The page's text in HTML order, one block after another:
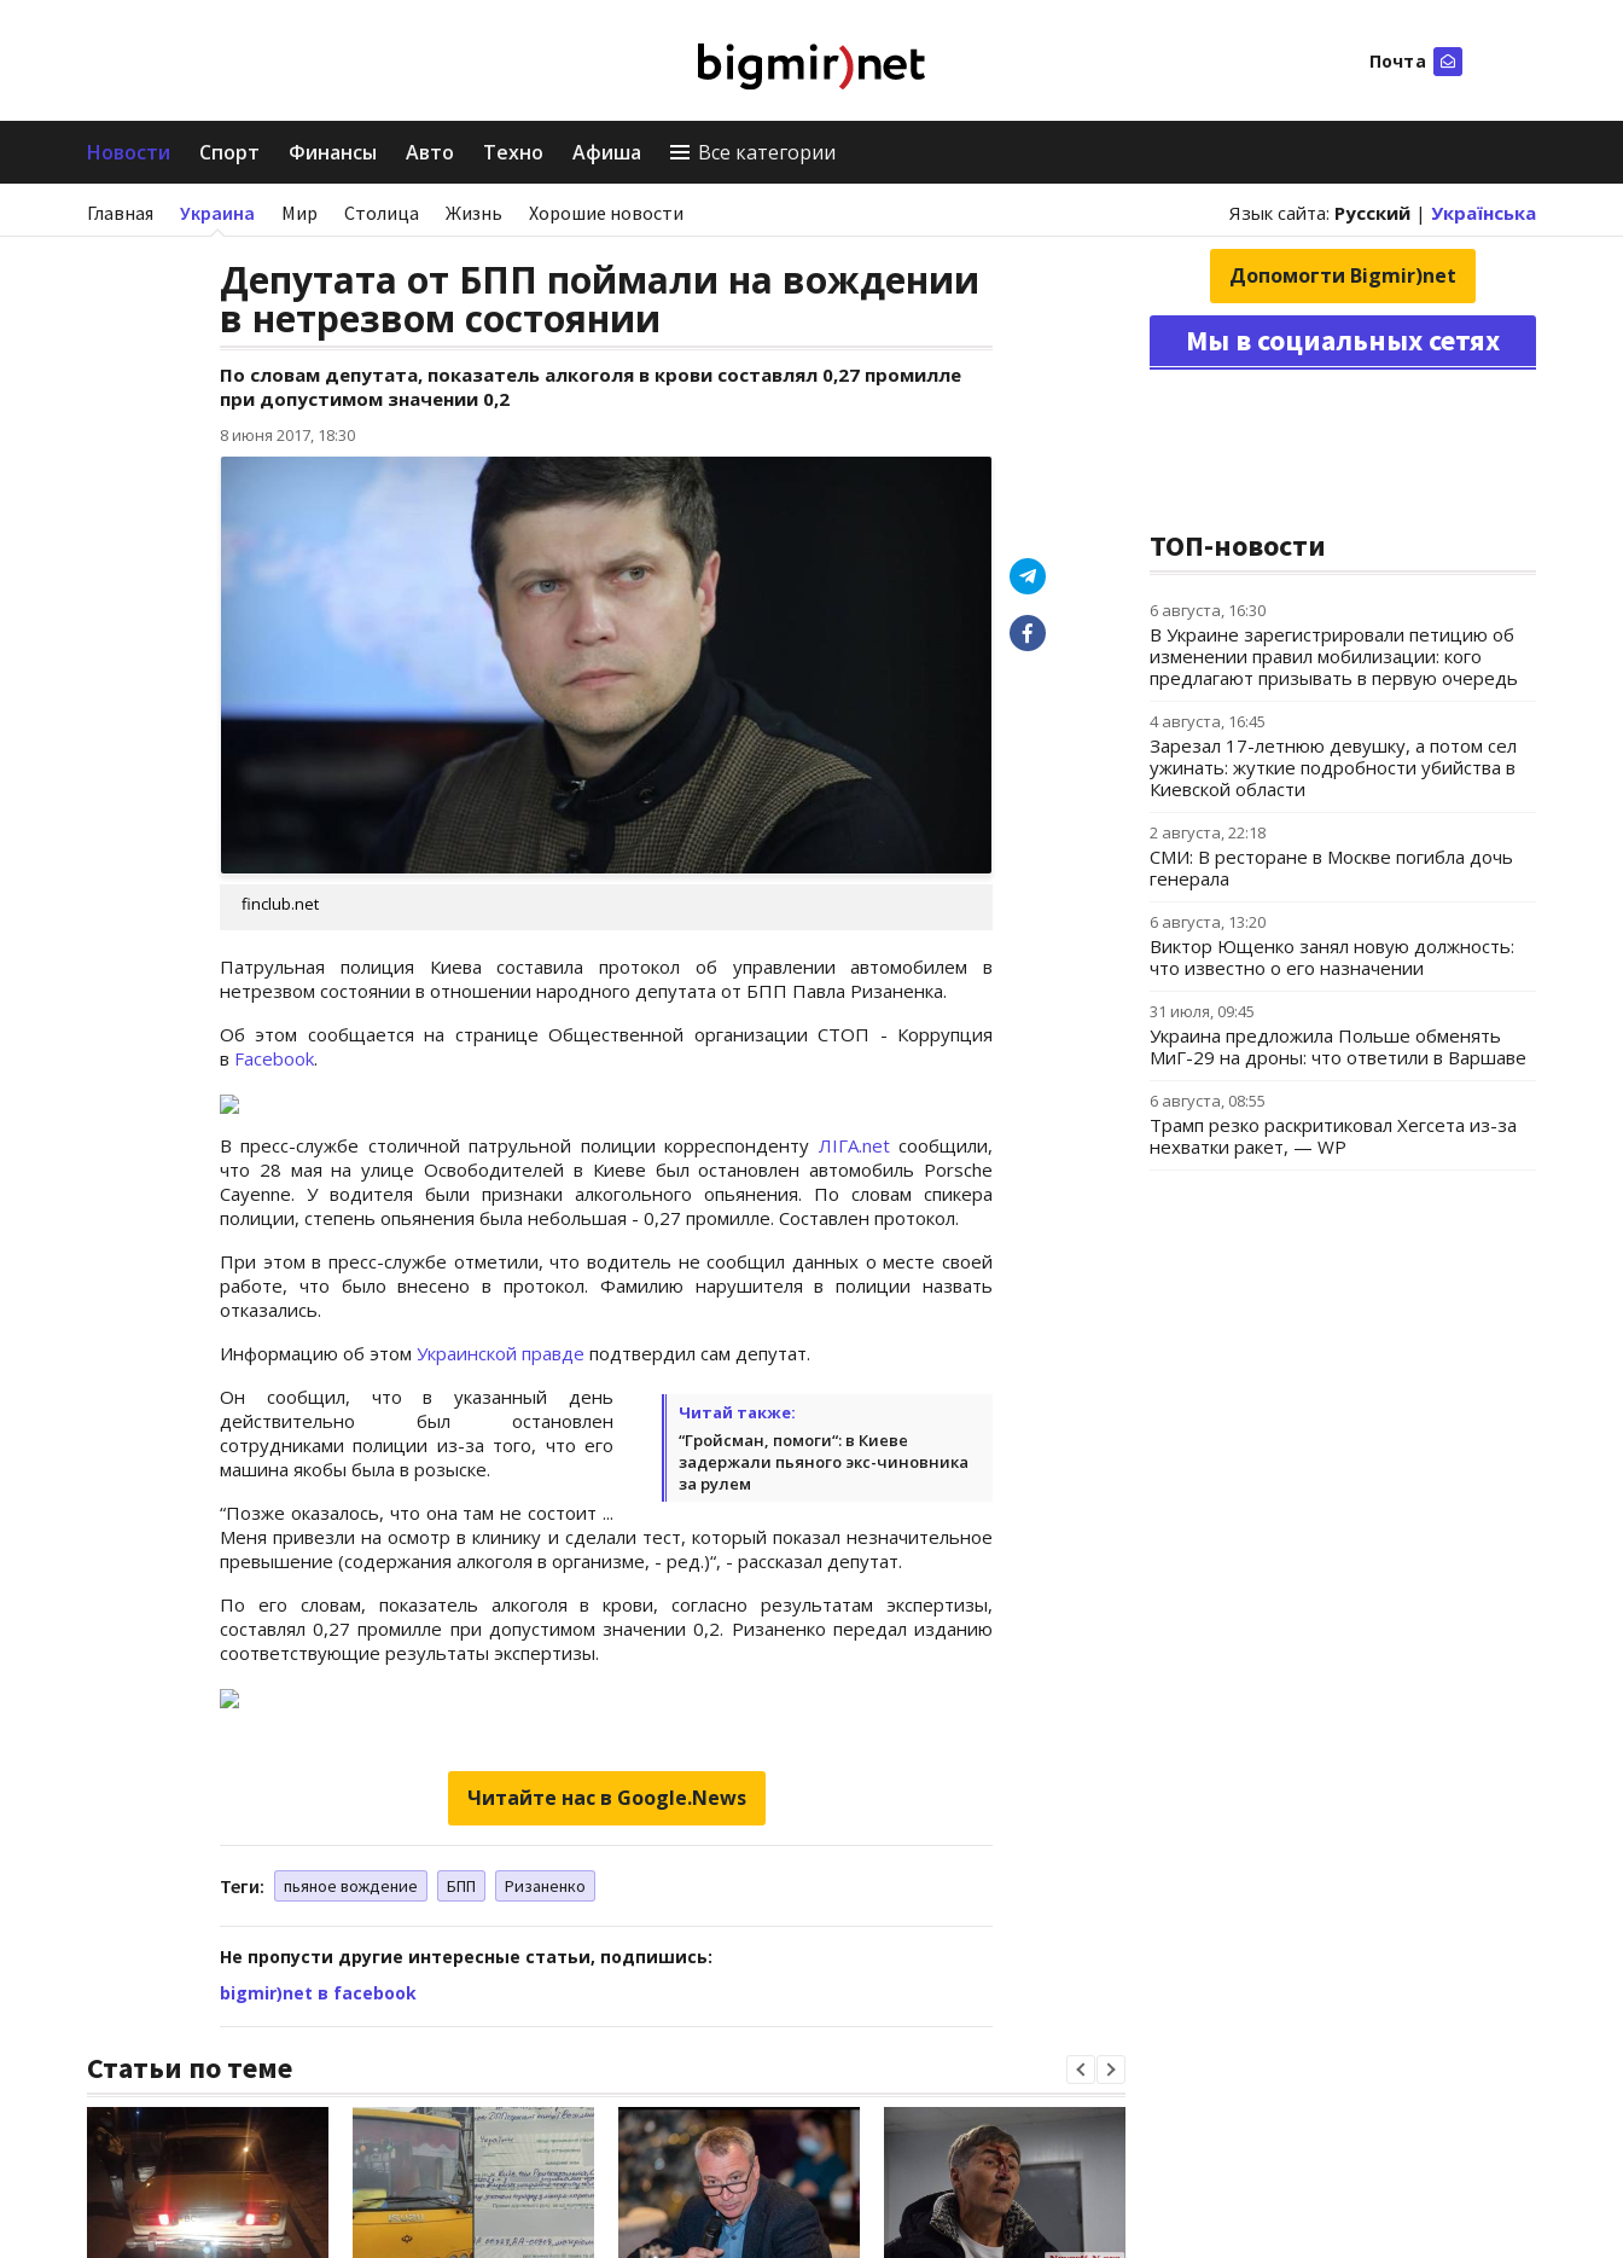
Почта
Новости Спорт Финансы Авто Техно Афиша Все категории
Главная Украина Мир Столица Жизнь Хорошие новости Язык сайта: Русский | Українська
Депутата от БПП поймали на вождении
в нетрезвом состоянии
По словам депутата, показатель алкоголя в крови составлял 0,27 промилле
при допустимом значении 0,2
8 июня 2017, 18:30
finclub.net
Патрульная полиция Киева составила протокол об управлении автомобилем в
нетрезвом состоянии в отношении народного депутата от БПП Павла Ризаненка.
Об этом сообщается на странице Общественной организации СТОП - Коррупция
в Facebook.
В пресс-службе столичной патрульной полиции корреспонденту ЛІГА.netсообщили,
что 28 мая на улице Освободителей в Киеве был остановлен автомобиль Porsche
Cayenne. У водителя были признаки алкогольного опьянения. По словам спикера
полиции, степень опьянения была небольшая - 0,27 промилле. Составлен протокол.
При этом в пресс-службе отметили, что водитель не сообщил данных о месте своей
работе, что было внесено в протокол. Фамилию нарушителя в полиции назвать
отказались.
Информацию об этом Украинской правде подтвердил сам депутат.
Читай также:
“Гройсман, помоги“: в Киеве
задержали пьяного экс-чиновника
за рулем
Он сообщил, что в указанный день
действительно был остановлен
сотрудниками полиции из-за того, что его
машина якобы была в розыске.
“Позже оказалось, что она там не состоит ...
Меня привезли на осмотр в клинику и сделали тест, который показал незначительное
превышение (содержания алкоголя в организме, - ред.)“, - рассказал депутат.
По его словам, показатель алкоголя в крови, согласно результатам экспертизы,
составлял 0,27 промилле при допустимом значении 0,2. Ризаненко передал изданию
соответствующие результаты экспертизы.
Читайте нас в Google.News
Теги: пьяное вождение БПП Ризаненко
Не пропусти другие интересные статьи, подпишись:
bigmir)net в facebook
Статьи по теме
Допомогти Bigmir)net
Мы в социальных сетях
ТОП-новости
6 августа, 16:30
В Украине зарегистрировали петицию об
изменении правил мобилизации: кого
предлагают призывать в первую очередь
4 августа, 16:45
Зарезал 17-летнюю девушку, а потом сел
ужинать: жуткие подробности убийства в
Киевской области
2 августа, 22:18
СМИ: В ресторане в Москве погибла дочь
генерала
6 августа, 13:20
Виктор Ющенко занял новую должность:
что известно о его назначении
31 июля, 09:45
Украина предложила Польше обменять
МиГ-29 на дроны: что ответили в Варшаве
6 августа, 08:55
Трамп резко раскритиковал Хегсета из-за
нехватки ракет, — WP